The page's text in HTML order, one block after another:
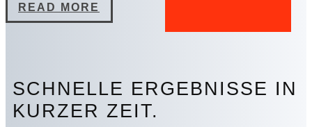
READ MORE
SCHNELLE ERGEBNISSE IN
KURZER ZEIT.